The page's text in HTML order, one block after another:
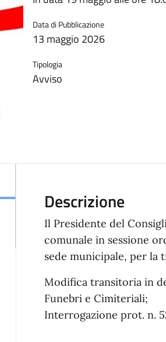
Data di Pubblicazione
13 maggio 2026
Tipologia
Avviso
Il Presidente del
comunale in sessione
sede municipale, per la
Modifica transitoria in
Funebri e Cimiteriali;
Interrogazione prot. n.